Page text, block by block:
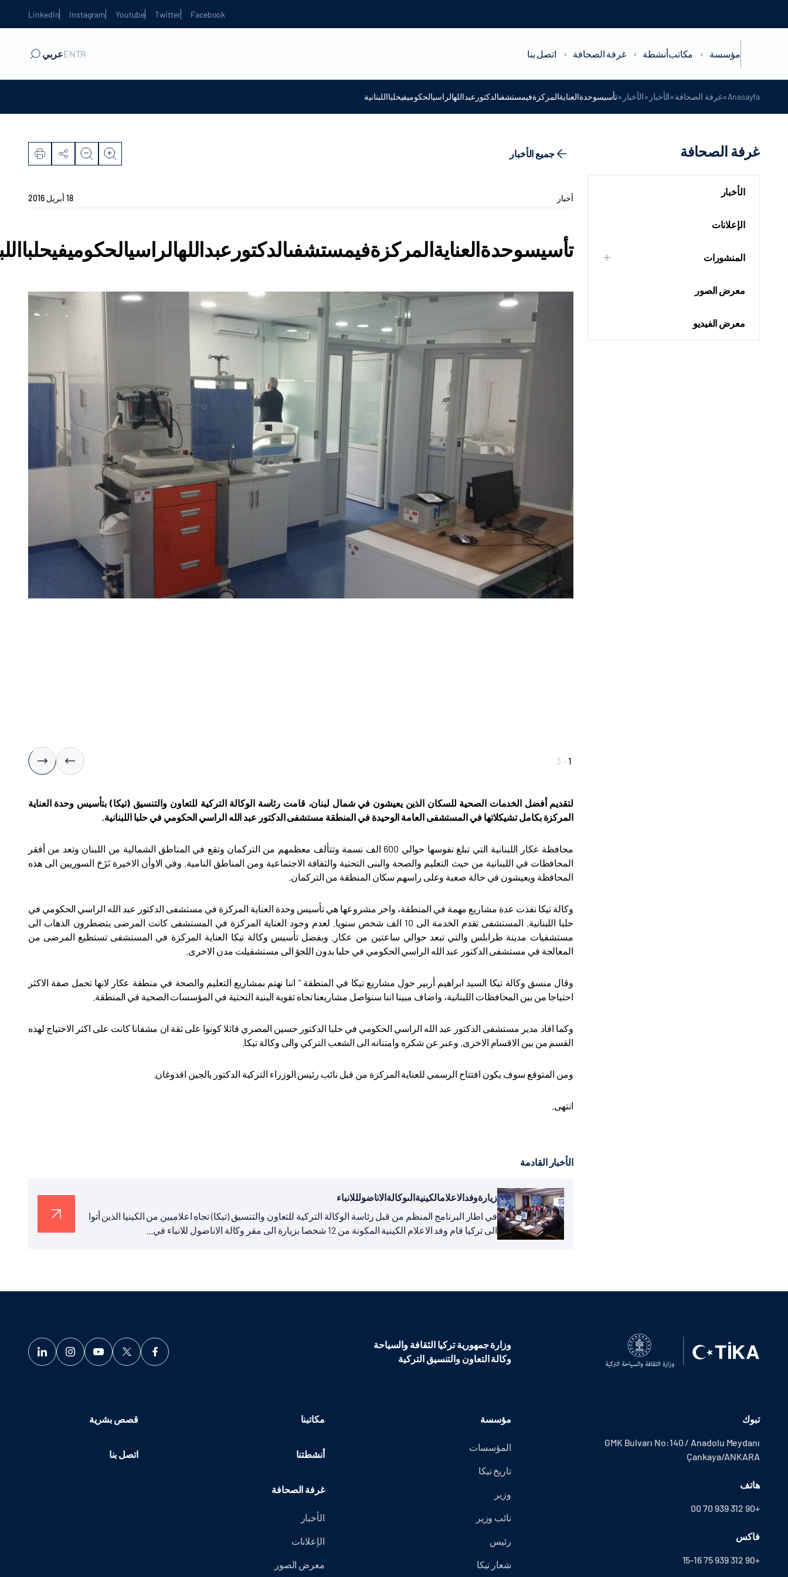
Facebook
Twitter
Youtube
Instagram
Linkedin
مؤسسة مكاتبأنشطة غرفة الصحافة اتصل بنا TR
ENعربي
Anasayfa
»غرفة الصحافة»الأخبار »الأخبار »تأسيسوحدةالعنايةالمركزةفيمستشفىالدكتورعبداللهالراسيالحكوميفيحلبااللبنانية
غرفة الصحافة
الأخبار
الإعلانات
المنشورات
معرض الصور
معرض الفيديو
جميع الأخبار
أخبار 18 أبريل 2016
1
-
3
لتقديم أفضل الخدمات الصحية للسكان الذين يعيشون في شمال لبنان، قامت رئاسة الوكالة التركية للتعاون والتنسيق (تيكا) بتأسيس وحدة العناية
المركزة بكامل تشيكلاتها في المستشفى العامة الوحيدة في المنطقة مستشفى الدكتور عبد الله الراسي الحكومي في حلبا اللبنانية.
محافظة عكار اللبنانية التي تبلغ نفوسها حوالي 600 الف نسمة وتتألف معظمهم من التركمان وتقع في المناطق الشمالية من اللبنان وتعد من أفقر
المحافظات في اللبنانية من حيث التعليم والصحة والبنى التحتية والثقافة الاجتماعية ومن المناطق النامية. وفي الاوأن الاخيرة نَزَحَ السوريين الى هذه
المحافظة ويعيشون في حالة صعبة وعلى راسهم سكان المنطقة من التركمان.
وكالة تيكا نفذت عدة مشاريع مهمة في المنطقة، واخر مشروعها هي تأسيس وحدة العناية المركزة في مستشفى الدكتور عبد الله الراسي الحكومي في
حلبا اللبنانية. المستشفى تقدم الخدمة الى 10 الف شخص سنويا. لعدم وجود العناية المركزة في المستشفى كانت المرضى يتضطرون الذهاب الى
مستشفيات مدينة طرابلس والتي تبعد حوالي ساعتين من عكار. وبفضل تأسيس وكالة تيكا العناية المركزة في المستشفى تستطيع المرضى من
المعالجة في مستشفى الدكتور عبد الله الراسي الحكومي في حلبا بدون اللجؤ الى مستشفيلت مدن الاخرى.
وقال منسق وكالة تيكا السيد ابراهيم أربير حول مشاريع تيكا في المنطقة " اننا نهتم بمشاريع التعليم والصحة في منطقة عكار لانها تحمل صفة الاكثر
احتياجا من بين المحافظات اللبنانية، واضاف مبينا اننا سنواصل مشاريعنا تجاه تقوية البنية التحتية في المؤسسات الصحية في المنطقة.
وكما افاد مدير مستشفى الدكتور عبد الله الراسي الحكومي في حلبا الدكتور حسين المصري قائلا كونوا على ثقة ان مشفانا كانت على اكثر الاحتياج لهذه
القسم من بين الاقسام الاخرى. وعبر عن شكره وامتنانه الى الشعب التركي والى وكالة تيكا.
ومن المتوقع سوف يكون افتتاح الرسمي للعناية المركزة من قبل نائب رئيس الوزراء التركية الدكتور يالجين اقدوغان.
انتهى.
الأخبار القادمة
زيارةوفدالاعلامالكينيةالىوكالةالاناضولللانباء
في اطار البرنامج المنظم من قبل رئاسة الوكالة التركية للتعاون والتنسيق (تيكا) تجاه اعلاميين من الكينيا الذين أتوا
الى تركيا قام وفد الاعلام الكينية المكونة من 12 شخصا بزيارة الى مقر وكالة الاناضول للانباء في...
وزارة جمهورية تركيا الثقافة والسياحة
وكالة التعاون والتنسيق التركية
تبوك
GMK Bulvarı No:140 / Anadolu Meydanı
Çankaya/ANKARA
هاتف
+90 312 939 70 00
فاكس
+90 312 939 75 15-16
مؤسسة
المؤسسات
تاريخ تيكا
وزير
نائب وزير
رئيس
شعار تيكا
مكاتبنا
أنشطتنا
غرفة الصحافة
الأخبار
الإعلانات
معرض الصور
قصص بشرية
اتصل بنا